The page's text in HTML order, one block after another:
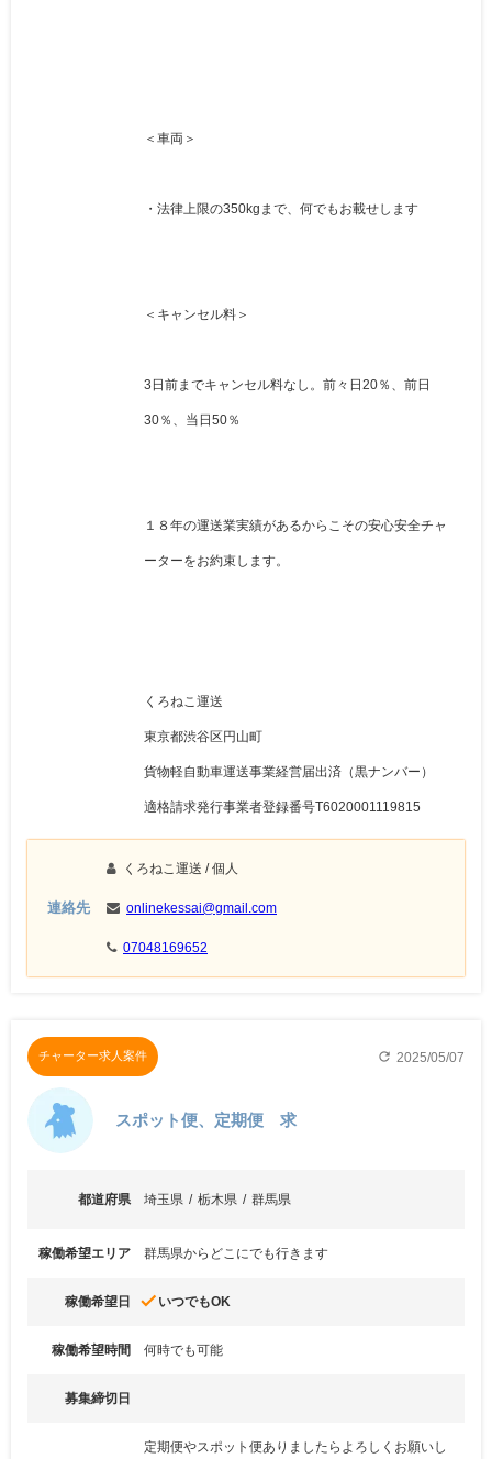
＜車両＞
・法律上限の350kgまで、何でもお載せします
＜キャンセル料＞
3日前までキャンセル料なし。前々日20％、前日
30％、当日50％
１８年の運送業実績があるからこその安心安全チャ
ーターをお約束します。
くろねこ運送
東京都渋谷区円山町
貨物軽自動車運送事業経営届出済（黒ナンバー）
適格請求発行事業者登録番号T6020001119815
連絡先
くろねこ運送 / 個人
onlinekessai@gmail.com
07048169652
チャーター求人案件 refresh 2025/05/07
スポット便、定期便 求
都道府県 埼玉県 栃木県 群馬県
稼働希望エリア 群馬県からどこにでも行きます
稼働希望日 done いつでもOK
稼働希望時間 何時でも可能
募集締切日
定期便やスポット便ありましたらよろしくお願いし